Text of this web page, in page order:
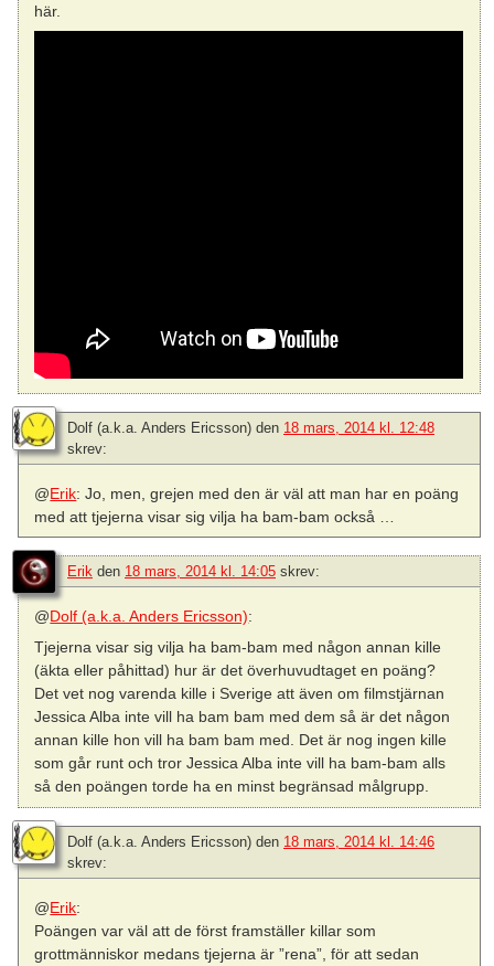
här.
Dolf (a.k.a. Anders Ericsson) den 18 mars, 2014 kl. 12:48
skrev:
@Erik: Jo, men, grejen med den är väl att man har en poäng
med att tjejerna visar sig vilja ha bam-bam också …
Erik den 18 mars, 2014 kl. 14:05 skrev:
@Dolf (a.k.a. Anders Ericsson):
Tjejerna visar sig vilja ha bam-bam med någon annan kille
(äkta eller påhittad) hur är det överhuvudtaget en poäng?
Det vet nog varenda kille i Sverige att även om filmstjärnan
Jessica Alba inte vill ha bam bam med dem så är det någon
annan kille hon vill ha bam bam med. Det är nog ingen kille
som går runt och tror Jessica Alba inte vill ha bam-bam alls
så den poängen torde ha en minst begränsad målgrupp.
Dolf (a.k.a. Anders Ericsson) den 18 mars, 2014 kl. 14:46
skrev:
@Erik:
Poängen var väl att de först framställer killar som
grottmänniskor medans tjejerna är ”rena”, för att sedan